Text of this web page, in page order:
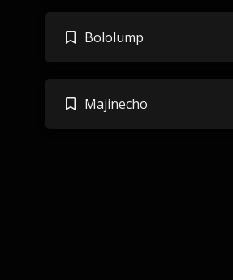
Bololump
Majinecho